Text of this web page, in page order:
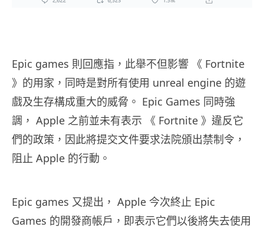
Epic games 則回應指，此舉不但影響 《 Fortnite
》的用家，同時是對所有使用 unreal engine 的遊
戲及生存構成重大的威脅。 Epic Games 同時強
調， Apple 之前並未有表示 《 Fortnite 》違反它
們的政策，因此將提交文件要求法院頒出禁制令，
阻止 Apple 的行動。
Epic games 又提出， Apple 今次終止 Epic
Games 的開發商帳戶，即表示它們以後將失去使用